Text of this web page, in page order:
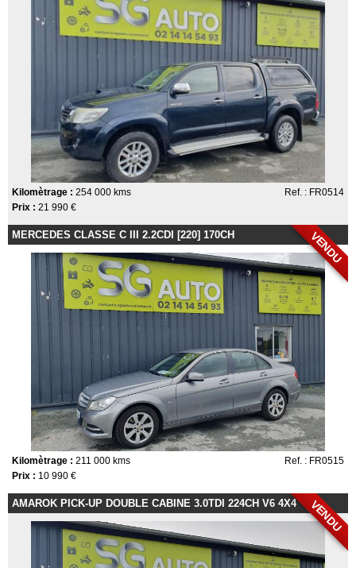
Ref. : FR0514
Kilomètrage : 254 000 kms
Prix : 21 990 €
VENDU
MERCEDES CLASSE C III 2.2CDI [220] 170CH
Ref. : FR0515
Kilomètrage : 211 000 kms
Prix : 10 990 €
VENDU
AMAROK PICK-UP DOUBLE CABINE 3.0TDI 224CH V6 4X4